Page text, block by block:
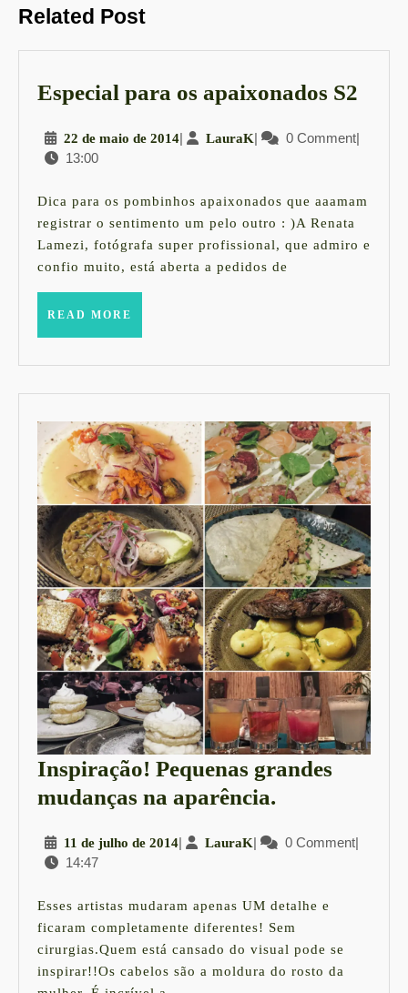
post:
Related Post
Especial para os apaixonados S2
os
S2
22 de maio de 201422
de
| LauraKLauraK
| 0 Comment|
13:00
Dica para os pombinhos apaixonados que aaamam
registrar o sentimento um pelo outro : )A Renata
Lamezi, fotógrafa super profissional, que admiro e
confio muito, está aberta a pedidos de
READ MORE
Inspiração! Pequenas grandes
mudanças na aparência.
grandes
na
aparência.
11 de julho de 201411
de
2014
| LauraKLauraK
| 0 Comment|
14:47
Esses artistas mudaram apenas UM detalhe e
ficaram completamente diferentes! Sem
cirurgias.Quem está cansado do visual pode se
inspirar!!Os cabelos são a moldura do rosto da